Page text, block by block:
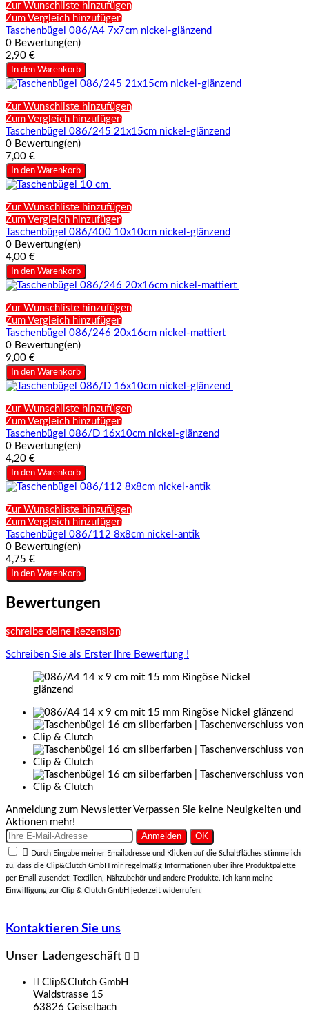
Zur Wunschliste hinzufügen
Zum Vergleich hinzufügen
Taschenbügel 086/A4 7x7cm nickel-glänzend
0 Bewertung(en)
2,90 €
In den Warenkorb
Zur Wunschliste hinzufügen
Zum Vergleich hinzufügen
Taschenbügel 086/245 21x15cm nickel-glänzend
0 Bewertung(en)
7,00 €
In den Warenkorb
Zur Wunschliste hinzufügen
Zum Vergleich hinzufügen
Taschenbügel 086/400 10x10cm nickel-glänzend
0 Bewertung(en)
4,00 €
In den Warenkorb
Zur Wunschliste hinzufügen
Zum Vergleich hinzufügen
Taschenbügel 086/246 20x16cm nickel-mattiert
0 Bewertung(en)
9,00 €
In den Warenkorb
Zur Wunschliste hinzufügen
Zum Vergleich hinzufügen
Taschenbügel 086/D 16x10cm nickel-glänzend
0 Bewertung(en)
4,20 €
In den Warenkorb
Zur Wunschliste hinzufügen
Zum Vergleich hinzufügen
Taschenbügel 086/112 8x8cm nickel-antik
0 Bewertung(en)
4,75 €
In den Warenkorb
Bewertungen
schreibe deine Rezension
Schreiben Sie als Erster Ihre Bewertung !
Anmeldung zum Newsletter Verpassen Sie keine Neuigkeiten und
Aktionen mehr!
Durch Eingabe meiner Emailadresse und Klicken auf die Schaltfläches stimme ich
zu, dass die Clip&Clutch GmbH mir regelmäßig Informationen über ihre Produktpalette
per Email zusendet: Textilien, Nähzubehör und andere Produkte. Ich kann meine
Einwilligung zur Clip & Clutch GmbH jederzeit widerrufen.
Kontaktieren Sie uns
Unser Ladengeschäft
Clip&Clutch GmbH
Waldstrasse 15
63826 Geiselbach